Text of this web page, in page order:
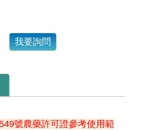
我要詢問
號農藥許可證參考使用範